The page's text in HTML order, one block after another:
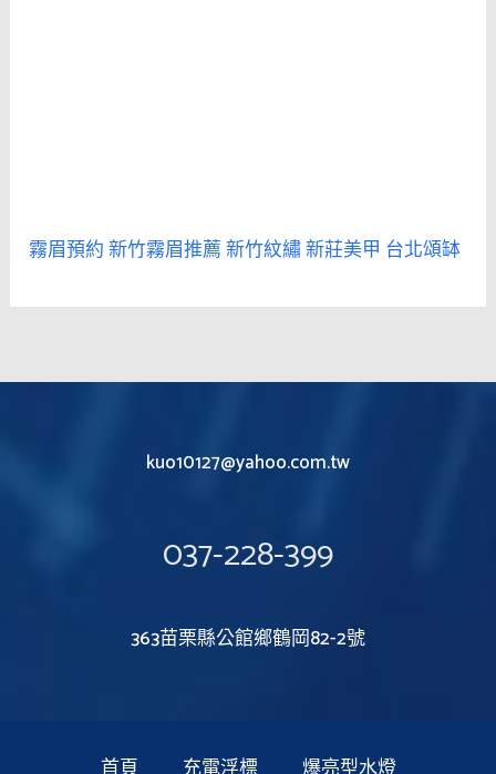
霧眉預約新竹霧眉推薦新竹紋繡新莊美甲 台北頌缽
kuo10127@yahoo.com.tw
037-228-399
363苗栗縣公館鄉鶴岡82-2號